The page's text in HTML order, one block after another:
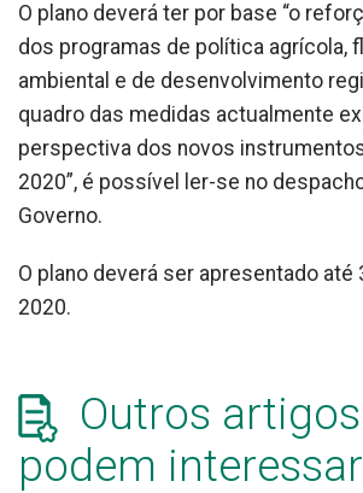
O plano deverá ter por base “o
dos programas de política agrícola,
ambiental e de desenvolvimento
quadro das medidas actualmente
perspectiva dos novos
2020”, é possível ler-se no
Governo.
O plano deverá ser apresentado até
2020.
Outros
podem interessar